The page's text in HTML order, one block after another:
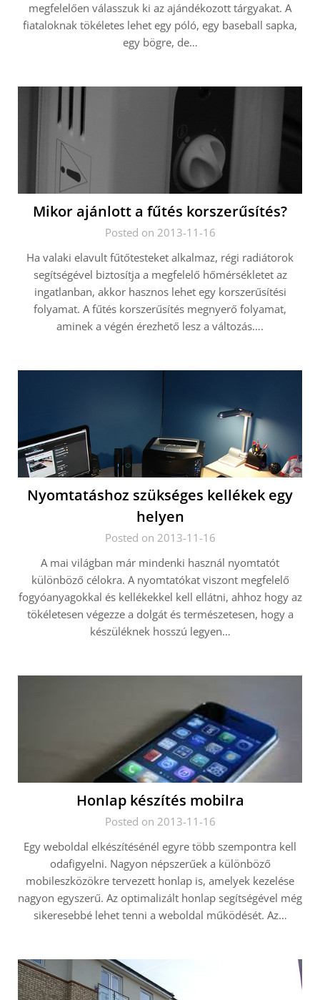
megfelelően válasszuk ki az ajándékozott tárgyakat. A
fiataloknak tökéletes lehet egy póló, egy baseball sapka,
egy bögre, de…
Mikor ajánlott a fűtés korszerűsítés?
Posted on 2013-11-16
Ha valaki elavult fűtőtesteket alkalmaz, régi radiátorok
segítségével biztosítja a megfelelő hőmérsékletet az
ingatlanban, akkor hasznos lehet egy korszerűsítési
folyamat. A fűtés korszerűsítés megnyerő folyamat,
aminek a végén érezhető lesz a változás….
Nyomtatáshoz szükséges kellékek egy
helyen
Posted on 2013-11-16
A mai világban már mindenki használ nyomtatót
különböző célokra. A nyomtatókat viszont megfelelő
fogyóanyagokkal és kellékekkel kell ellátni, ahhoz hogy az
tökéletesen végezze a dolgát és természetesen, hogy a
készüléknek hosszú legyen…
Honlap készítés mobilra
Posted on 2013-11-16
Egy weboldal elkészítésénél egyre több szempontra kell
odafigyelni. Nagyon népszerűek a különböző
mobileszközökre tervezett honlap is, amelyek kezelése
nagyon egyszerű. Az optimalizált honlap segítségével még
sikeresebbé lehet tenni a weboldal működését. Az…